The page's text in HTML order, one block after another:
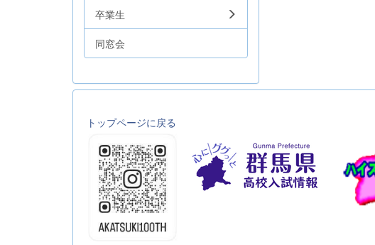
卒業生
同窓会
トップページに戻る